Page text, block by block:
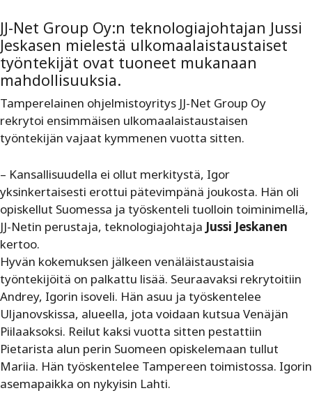
JJ-Net Group Oy:n teknologiajohtajan Jussi
Jeskasen mielestä ulkomaalaistaustaiset
työntekijät ovat tuoneet mukanaan
mahdollisuuksia.
Tamperelainen ohjelmistoyritys JJ-Net Group Oy
rekrytoi ensimmäisen ulkomaalaistaustaisen
työntekijän vajaat kymmenen vuotta sitten.
– Kansallisuudella ei ollut merkitystä, Igor
yksinkertaisesti erottui pätevimpänä joukosta. Hän oli
opiskellut Suomessa ja työskenteli tuolloin toiminimellä,
JJ-Netin perustaja, teknologiajohtaja Jussi Jeskanen
kertoo.
Hyvän kokemuksen jälkeen venäläistaustaisia
työntekijöitä on palkattu lisää. Seuraavaksi rekrytoitiin
Andrey, Igorin isoveli. Hän asuu ja työskentelee
Uljanovskissa, alueella, jota voidaan kutsua Venäjän
Piilaaksoksi. Reilut kaksi vuotta sitten pestattiin
Pietarista alun perin Suomeen opiskelemaan tullut
Mariia. Hän työskentelee Tampereen toimistossa. Igorin
asemapaikka on nykyisin Lahti.